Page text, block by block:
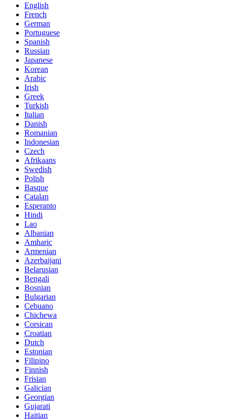
English
French
German
Portuguese
Spanish
Russian
Japanese
Korean
Arabic
Irish
Greek
Turkish
Italian
Danish
Romanian
Indonesian
Czech
Afrikaans
Swedish
Polish
Basque
Catalan
Esperanto
Hindi
Lao
Albanian
Amharic
Armenian
Azerbaijani
Belarusian
Bengali
Bosnian
Bulgarian
Cebuano
Chichewa
Corsican
Croatian
Dutch
Estonian
Filipino
Finnish
Frisian
Galician
Georgian
Gujarati
Haitian